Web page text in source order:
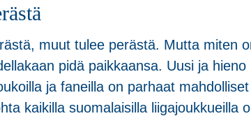
muut tulee perästä. Mutta miten
pidä paikkaansa. Uusi ja
ja faneilla on parhaat
kaikilla suomalaisilla liigajoukkueilla